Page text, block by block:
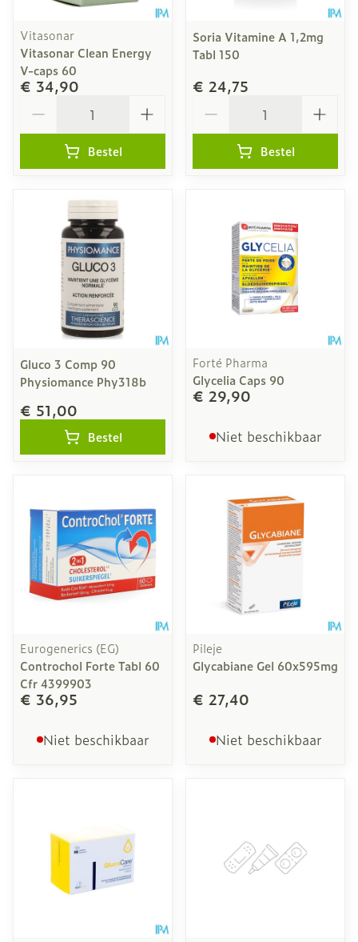
Vitasonar
Vitasonar Clean Energy
V-caps 60
€ 34,90
Bestel
Soria Vitamine A 1,2mg
Tabl 150
€ 24,75
Bestel
Gluco 3 Comp 90
Physiomance Phy318b
€ 51,00
Bestel
Forté Pharma
Glycelia Caps 90
€ 29,90
Niet beschikbaar
Eurogenerics (EG)
Controchol Forte Tabl 60
Cfr 4399903
€ 36,95
Niet beschikbaar
Pileje
Glycabiane Gel 60x595mg
€ 27,40
Niet beschikbaar